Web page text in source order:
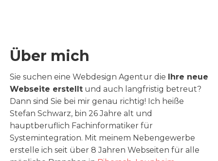
Über mich
Sie suchen eine Webdesign Agentur die Ihre neue
Webseite erstellt und auch langfristig betreut?
Dann sind Sie bei mir genau richtig! Ich heiße
Stefan Schwarz, bin 26 Jahre alt und
hauptberuflich Fachinformatiker für
Systemintegration. Mit meinem Nebengewerbe
erstelle ich seit über 8 Jahren Webseiten für alle